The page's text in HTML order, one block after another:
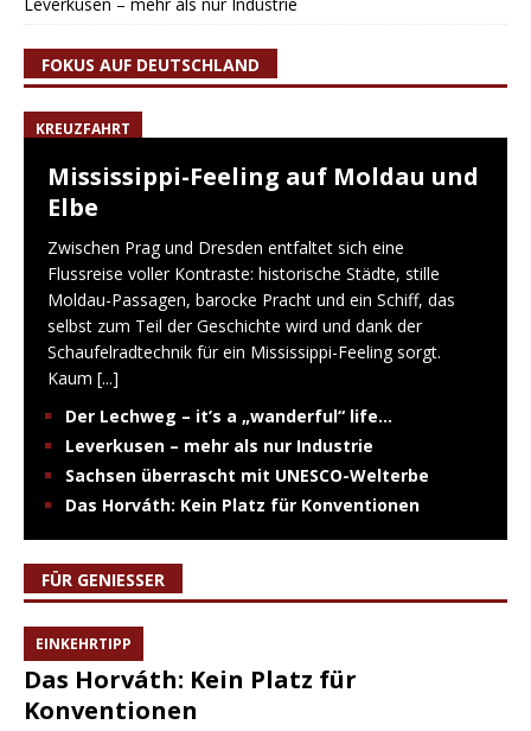
FOKUS AUF DEUTSCHLAND
KREUZFAHRT
Mississippi-Feeling auf Moldau und
Elbe
Zwischen Prag und Dresden entfaltet sich eine
Flussreise voller Kontraste: historische Städte, stille
Moldau-Passagen, barocke Pracht und ein Schiff, das
selbst zum Teil der Geschichte wird und dank der
Schaufelradtechnik für ein Mississippi-Feeling sorgt.
Kaum [...]
Der Lechweg – it’s a „wanderful“ life…
Leverkusen – mehr als nur Industrie
Sachsen überrascht mit UNESCO-Welterbe
Das Horváth: Kein Platz für Konventionen
FÜR GENIESSER
EINKEHRTIPP
Das Horváth: Kein Platz für
Konventionen